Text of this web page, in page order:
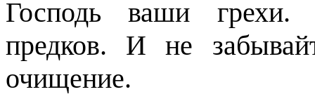
Господь ваши грехи.
предков. И не
очищение.